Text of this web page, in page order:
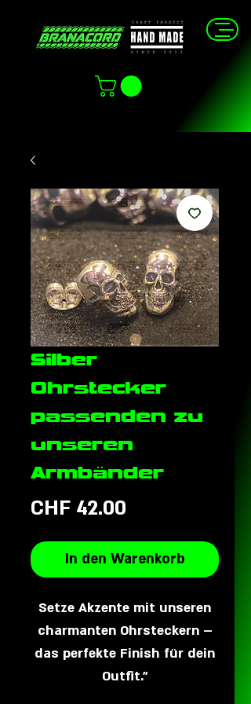
Silber
Ohrstecker
passenden zu
unseren
Armbänder
CHF 42.00
In den Warenkorb
Setze Akzente mit unseren
charmanten Ohrsteckern –
das perfekte Finish für dein
Outfit."